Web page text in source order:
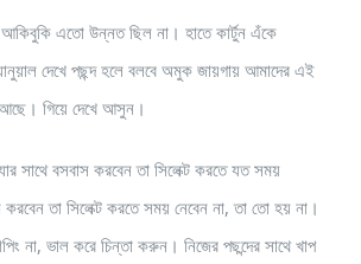
এতো উন্নত ছিল না। হাতে কার্টুন এঁকে
দেখে পছন্দ হলে বলবে অমুক জায়গায় আমাদের এই
গিয়ে দেখে আসুন।
সাথে বসবাস করবেন তা সিলেক্ট করতে যত সময়
করবেন তা সিলেক্ট করতে সময় নেবেন না, তা তো হয় না।
না, ভাল করে চিন্তা করুন। নিজের পছন্দের সাথে খাপ